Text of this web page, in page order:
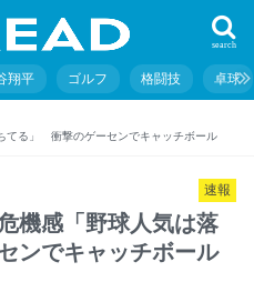
search
翔平 ゴルフ 格闘技 卓球
てる」 衝撃のゲーセンでキャッチボール
速報
機感「野球人気は落
ンでキャッチボール